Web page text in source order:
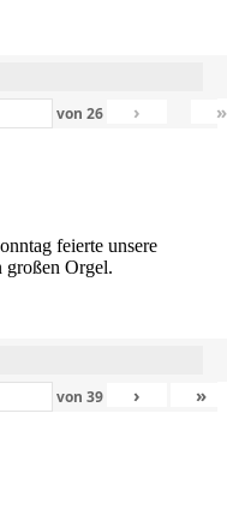
von26 › »
feierte unsere
großen Orgel.
von39 › »